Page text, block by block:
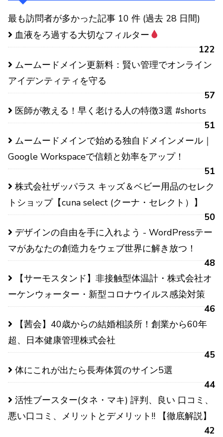
最も訪問者が多かった記事 10 件 (過去 28 日間)
血液をろ過する大切なフィルター
122
ムームードメイン更新料：賢い管理でオンライン
アイデンティティを守る
57
医師が教える！早く老ける人の特徴3選 #shorts
51
ムームードメインで始める独自ドメインメール｜
Google Workspaceで信頼と効率をアップ！
51
株式会社ザッパラス キッズ＆ベビー用品のセレク
トショップ【cuna select (クーナ・セレクト）】
50
デザインの自由を手に入れよう - WordPressテー
マがあなたの創造力をウェブ世界に解き放つ！
48
【サーモスタンド】非接触型体温計・株式会社オ
ーケンウォーター・新型コロナウイルス感染対策
46
【茜会】40歳からの結婚相談所！創業から60年
超、日本健康管理株式会社
45
体にこれが出たら長寿体質のサイン5選
44
活性ブースター(タネ・マキ) 評判、良い 口コミ、
悪い口コミ、メリットとデメリット!! 【徹底解説】
42